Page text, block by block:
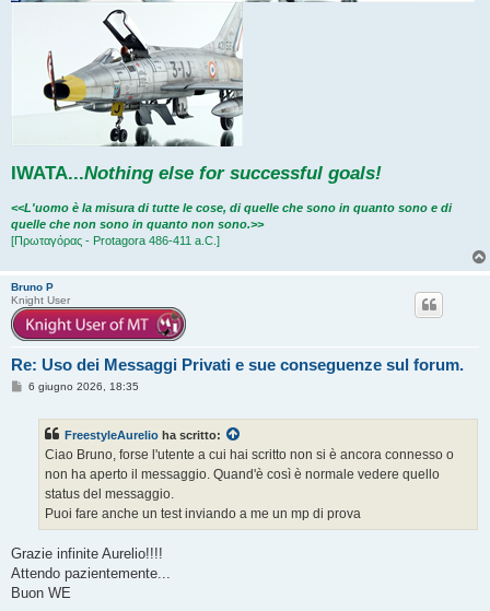
IWATA...Nothing else for successful goals!
<<L'uomo è la misura di tutte le cose, di quelle che sono in quanto sono e di
quelle che non sono in quanto non sono.>>
[Πρωταγόρας - Protagora 486-411 a.C.]
Bruno P
Knight User
Re: Uso dei Messaggi Privati e sue conseguenze sul forum.
M6 giugno 2026, 18:35
FreestyleAurelio ha scritto:
Ciao Bruno, forse l'utente a cui hai scritto non si è ancora connesso o
non ha aperto il messaggio. Quand'è così è normale vedere quello
status del messaggio.
Puoi fare anche un test inviando a me un mp di prova
Grazie infinite Aurelio!!!!
Attendo pazientemente...
Buon WE